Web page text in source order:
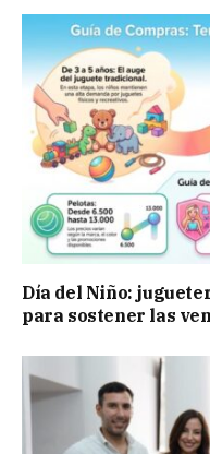
Día del Niño:
para sostener las